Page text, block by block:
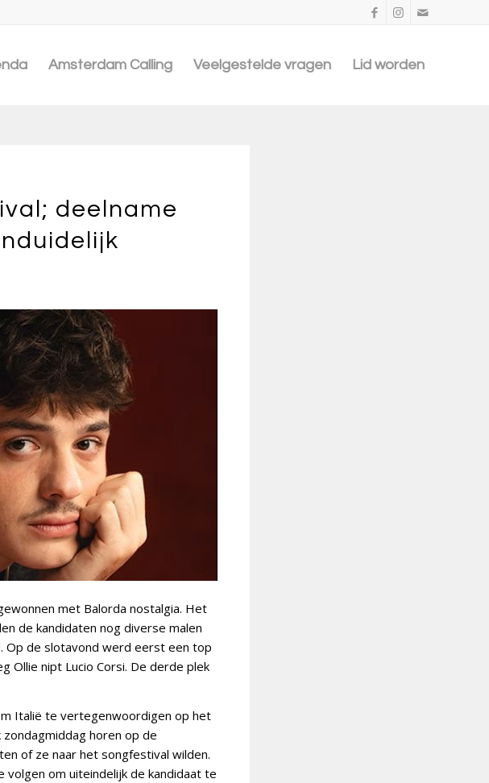
Amsterdam Calling Veelgestelde vragen Lid worden
deelname
met Balorda nostalgia. Het
de kandidaten nog diverse malen
Op de slotavond werd eerst een top
Ollie nipt Lucio Corsi. De derde plek
Italië te vertegenwoordigen op het
horen op de
of ze naar het songfestival wilden.
volgen om uiteindelijk de kandidaat te